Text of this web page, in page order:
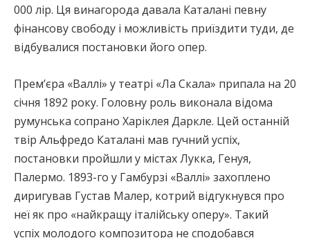
000 лір. Ця винагорода давала Каталані певну
фінансову свободу і можливість приїздити туди, де
відбувалися постановки його опер.
Прем’єра «Валлі» у театрі «Ла Скала» припала на 20
січня 1892 року. Головну роль виконала відома
румунська сопрано Харіклея Даркле. Цей останній
твір Альфредо Каталані мав гучний успіх,
постановки пройшли у містах Лукка, Генуя,
Палермо. 1893-го у Гамбурзі «Валлі» захоплено
диригував Густав Малер, котрий відгукнувся про
неї як про «найкращу італійську оперу». Такий
успіх молодого композитора не сподобався